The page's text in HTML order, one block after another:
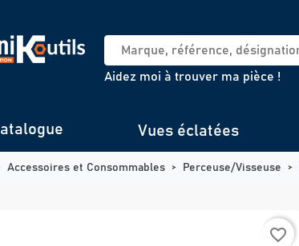
Aidez moi à trouver ma pièce !
Vues éclatées
Accessoires et Consommables Perceuse/Visseuse
favorite_border